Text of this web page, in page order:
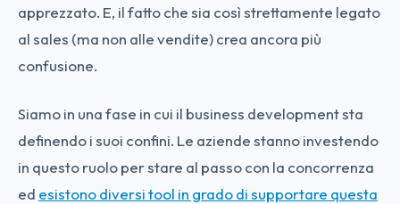
apprezzato. E, il fatto che sia così strettamente legato
al sales (ma non alle vendite) crea ancora più
confusione.
Siamo in una fase in cui il business development sta
definendo i suoi confini. Le aziende stanno investendo
in questo ruolo per stare al passo con la concorrenza
ed esistono diversi tool in grado di supportare questa